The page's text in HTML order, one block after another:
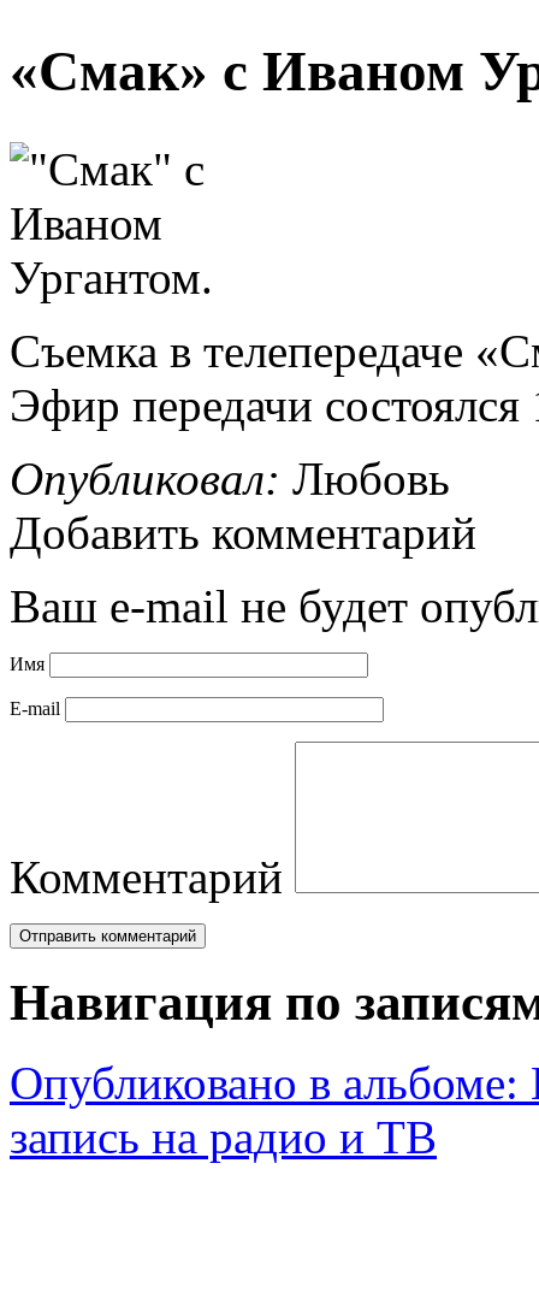
«Смак» с Иваном
Съемка в телепередаче
Эфир передачи состоялся
Опубликовал: Любовь
Добавить комментарий
Ваш e-mail не будет
Имя
E-mail
Комментарий
Навигация по
Опубликовано в альбоме:
запись на радио и ТВ